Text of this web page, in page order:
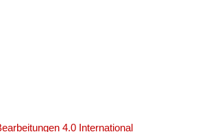
4.0 International